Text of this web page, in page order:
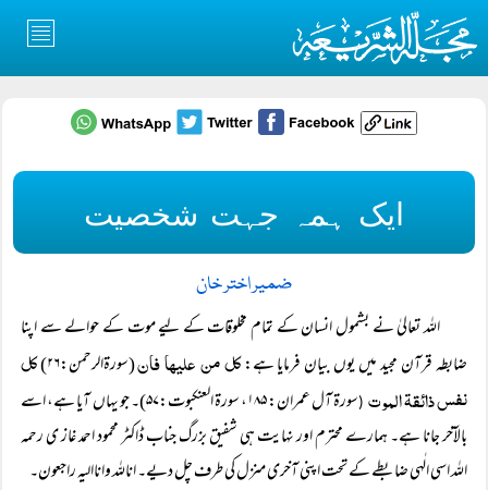
ایک ہمہ جہت شخصیت
ضمیر اختر خان
اللہ تعالیٰ نے بشمول انسان کے تمام مخلوقات کے لیے موت کے حوالے سے اپنا
ضابطہ قرآن مجید میں یوں بیان فرمایا ہے:کل من علیھا فان(سورۃالرحمن:۲۶)
کل
نفس ذائقۃ الموت (
سورۃ آل عمران: ۱۸۵، سورۃ العنکبوت:۵۷)۔ جو یہاں آیا ہے، اسے
بالآخر جانا ہے۔ ہمارے محترم اور نہایت ہی شفیق بزرگ جناب ڈاکٹر محمود احمد غاز ی رحمہ
اللہ اسی الٰہی ضابطے کے تحت اپنی آخری منزل کی طرف چل دیے۔ اناللہ واناالیہ راجعون۔